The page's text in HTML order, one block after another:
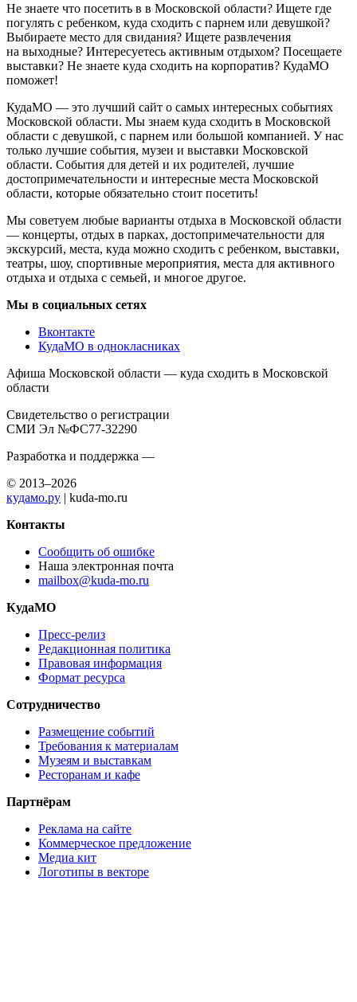
Не знаете что посетить в в Московской области? Ищете где
погулять с ребенком, куда сходить с парнем или девушкой?
Выбираете место для свидания? Ищете развлечения
на выходные? Интересуетесь активным отдыхом? Посещаете
выставки? Не знаете куда сходить на корпоратив? КудаМО
поможет!
КудаМО — это лучший сайт о самых интересных событиях
Московской области. Мы знаем куда сходить в Московской
области с девушкой, с парнем или большой компанией. У нас
только лучшие события, музеи и выставки Московской
области. События для детей и их родителей, лучшие
достопримечательности и интересные места Московской
области, которые обязательно стоит посетить!
Мы советуем любые варианты отдыха в Московской области
— концерты, отдых в парках, достопримечательности для
экскурсий, места, куда можно сходить с ребенком, выставки,
театры, шоу, спортивные мероприятия, места для активного
отдыха и отдыха с семьей, и многое другое.
Мы в социальных сетях
Вконтакте
КудаМО в однокласниках
Афиша Московской области — куда сходить в Московской
области
Свидетельство о регистрации
СМИ Эл №ФС77-32290
Разработка и поддержка —
© 2013–2026
кудамо.ру | kuda-mo.ru
Контакты
Сообщить об ошибке
Наша электронная почта
mailbox@kuda-mo.ru
КудаМО
Пресс-релиз
Редакционная политика
Правовая информация
Формат ресурса
Сотрудничество
Размещение событий
Требования к материалам
Музеям и выставкам
Ресторанам и кафе
Партнёрам
Реклама на сайте
Коммерческое предложение
Медиа кит
Логотипы в векторе